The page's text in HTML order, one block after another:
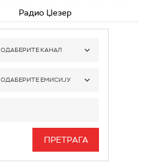
Радио Џезер
ОДАБЕРИТЕ КАНАЛ
РАДИО БЕОГРАД 1
РАДИО БЕОГРАД 3
ОДАБЕРИТЕ ЕМИСИЈУ
ИНФО